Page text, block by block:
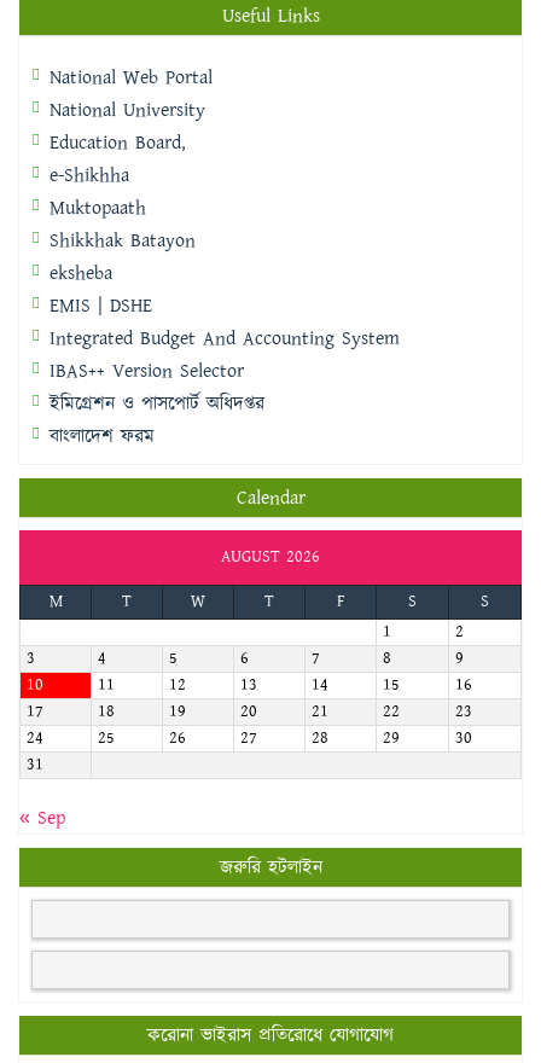
Useful Links
National Web Portal
National University
Education Board,
e-Shikhha
Muktopaath
Shikkhak Batayon
eksheba
EMIS | DSHE
Integrated Budget And Accounting System
IBAS++ Version Selector
ইমিগ্রেশন ও পাসপোর্ট অধিদপ্তর
বাংলাদেশ ফরম
Calendar
AUGUST 2026
M
T W T F S
S
1
2
3
4 5 6 7 8
9
10
11 12 13 14 15
16
17
18 19 20 21 22
23
24
25 26 27 28 29
30
31
« Sep
জরুরি হটলাইন
করোনা ভাইরাস প্রতিরোধে যোগাযোগ